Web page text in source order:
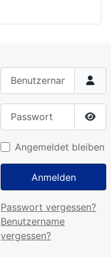
Angemeldet bleiben
Anmelden
Passwort vergessen?
Benutzername
vergessen?